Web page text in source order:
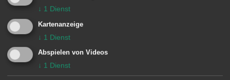
Unsere Anschrift
↓ 1 Dienst
Kartenanzeige
↓ 1 Dienst
Abspielen von Videos
↓ 1 Dienst